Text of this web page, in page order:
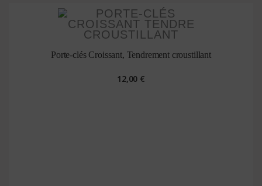
Porte-clés Croissant, Tendrement croustillant
12,00 €